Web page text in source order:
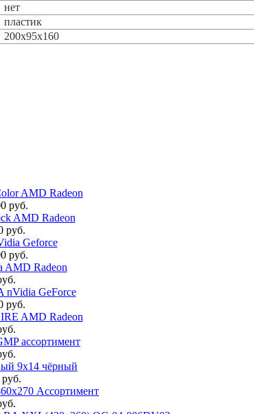
нет
пластик
200x95x160
AMD Radeon
руб.
AMD Radeon
руб.
Geforce
руб.
AMD Radeon
nVidia GeForce
руб.
AMD Radeon
ассортимент
9х14 чёрный
Ассортимент